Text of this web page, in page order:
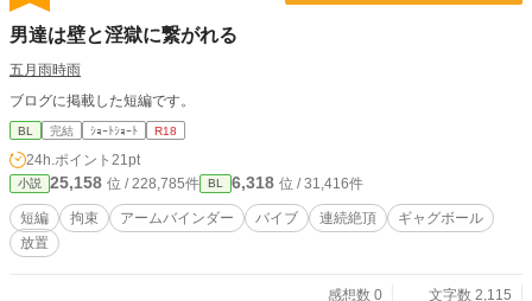
男達は壁と淫獄に繋がれる
五月雨時雨
ブログに掲載した短編です。
BL 完結 ｼｮｰﾄｼｮｰﾄ R18
24h.ポイント 21pt
小説 25,158 位 / 228,785件 BL 6,318 位 / 31,416件
短編 拘束 アームバインダー バイブ 連続絶頂
ギャグボール
放置
感想数 0
文字数 2,115